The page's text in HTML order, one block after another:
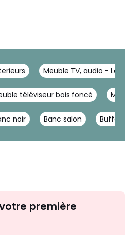
Meuble TV, audio - La
téléviseur bois foncé
noir Banc salon Buffet
d'inspirations
votre première